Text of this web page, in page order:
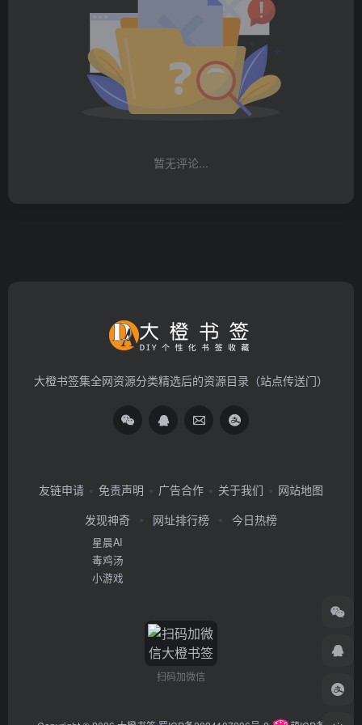
暂无评论...
大橙书签集全网资源分类精选后的资源目录（站点传送门）
友链申请 免责声明 广告合作 关于我们
网站地图
发现神奇
星晨AI
毒鸡汤
小游戏
网址排行榜 今日热榜
扫码加微信